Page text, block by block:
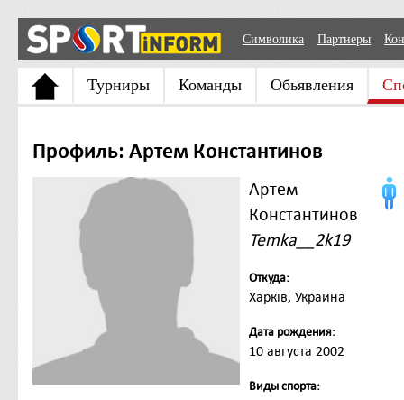
Символика Партнеры
Турниры Команды Обьявления
Профиль: Артем Константинов
Артем
Константинов
Temka__2k19
Откуда:
Харків, Украина
Дата рождения:
10 августа 2002
Виды спорта: